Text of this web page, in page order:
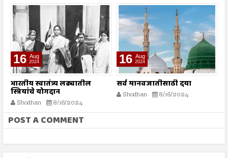
16 Aug
2024
भारतीय स्वातंत्र्य लढ्यातील
स्त्रियांचे योगदान
Shodhan 8/16/2024
16 Aug
2024
सर्व मानवजातीसाठी दया
Shodhan 8/16/2024
POST A COMMENT